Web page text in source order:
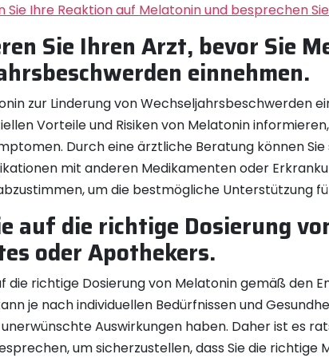
Sie Ihre Reaktion auf Melatonin und besprechen
Sie Ihren Arzt, bevor Sie
einnehmen.
zur Linderung von Wechseljahrsbeschwerden
Vorteile und Risiken von Melatonin
Durch eine ärztliche Beratung können
mit anderen Medikamenten oder
um die bestmögliche Unterstützung
auf die richtige Dosierung
oder Apothekers.
die richtige Dosierung von Melatonin gemäß den
je nach individuellen Bedürfnissen und
Auswirkungen haben. Daher ist es
um sicherzustellen, dass Sie die